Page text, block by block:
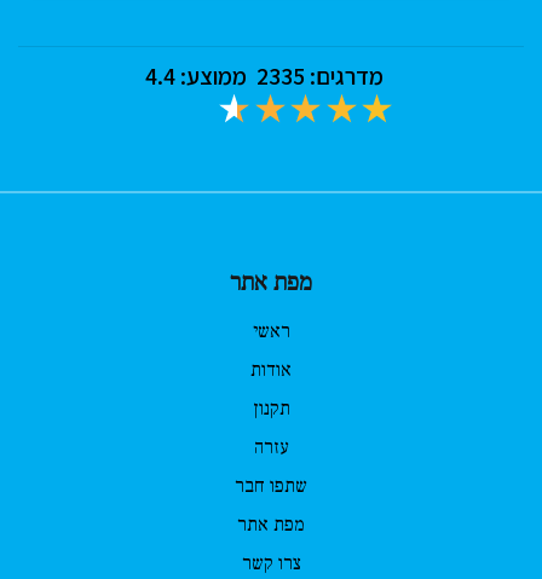
מדרגים: 2335 ממוצע:4.4
מפת אתר
ראשי
אודות
תקנון
עזרה
שתפו חבר
מפת אתר
צרו קשר